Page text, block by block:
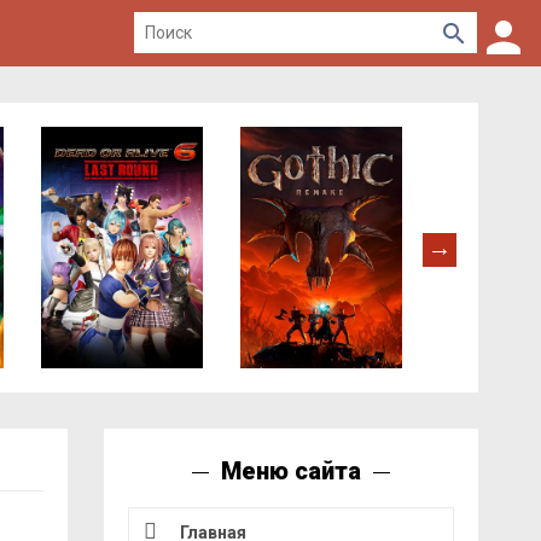
Меню сайта
Главная